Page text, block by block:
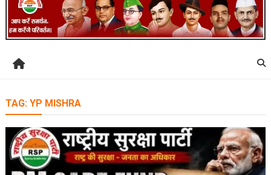
TAG: YP MISHRA